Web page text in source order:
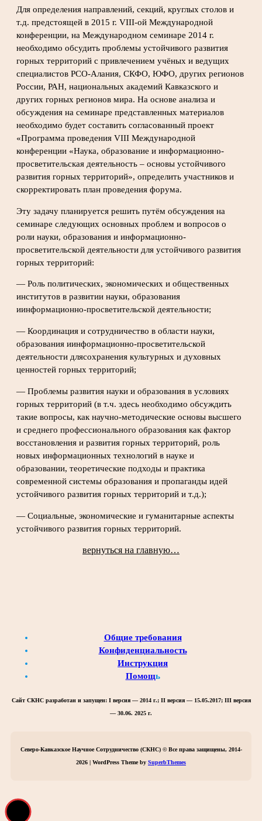
Для определения направлений, секций, круглых столов и
т.д. предстоящей в 2015 г. VIII-ой Международной
конференции, на Международном семинаре 2014 г.
необходимо обсудить проблемы устойчивого развития
горных территорий с привлечением учёных и ведущих
специалистов РСО-Алания, СКФО, ЮФО, других регионов
России, РАН, национальных академий Кавказского и
других горных регионов мира. На основе анализа и
обсуждения на семинаре представленных материалов
необходимо будет составить согласованный проект
«Программа проведения VIII Международной
конференции «Наука, образование и информационно-
просветительская деятельность – основы устойчивого
развития горных территорий», определить участников и
скорректировать план проведения форума.
Эту задачу планируется решить путём обсуждения на
семинаре следующих основных проблем и вопросов о
роли науки, образования и информационно-
просветительской деятельности для устойчивого развития
горных территорий:
— Роль политических, экономических и общественных
институтов в развитии науки, образования
иинформационно-просветительской деятельности;
— Координация и сотрудничество в области науки,
образования иинформационно-просветительской
деятельности длясохранения культурных и духовных
ценностей горных территорий;
— Проблемы развития науки и образования в условиях
горных территорий (в т.ч. здесь необходимо обсуждить
такие вопросы, как научно-методические основы высшего
и среднего профессионального образования как фактор
восстановления и развития горных территорий, роль
новых информационных технологий в науке и
образовании, теоретические подходы и практика
современной системы образования и пропаганды идей
устойчивого развития горных территорий и т.д.);
— Социальные, экономические и гуманитарные аспекты
устойчивого развития горных территорий.
вернуться на главную…
Общие требования
Конфиденциальность
Инструкция
Помощь
Сайт СКНС разработан и запущен: I версия — 2014 г.; II версия — 15.05.2017; III версия
— 30.06. 2025 г.
Северо-Кавказское Научное Сотрудничество (СКНС) © Все права защищены, 2014-
2026 | WordPress Theme by SuperbThemes